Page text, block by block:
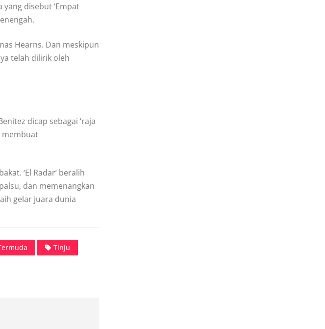
disebut ‘Empat
Hearns. Dan meskipun
telah dilirik oleh
dicap sebagai ‘raja
membuat
‘El Radar’ beralih
dan memenangkan
gelar juara dunia
Tinju